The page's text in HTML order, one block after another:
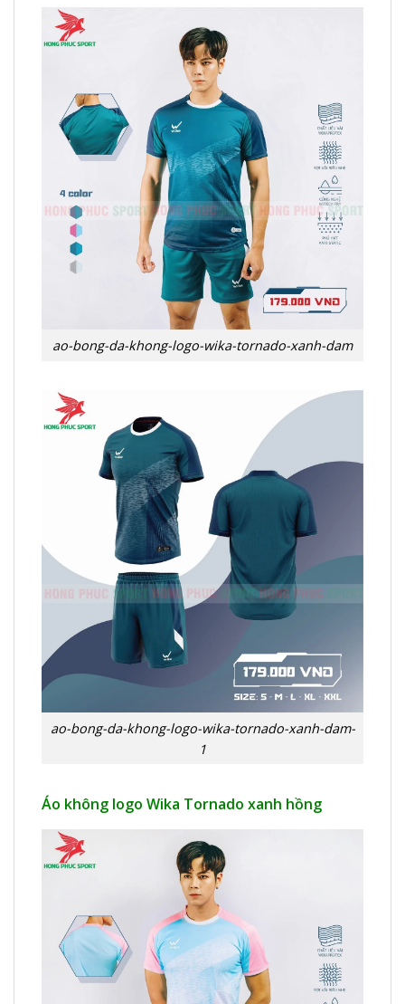
ao-bong-da-khong-logo-wika-tornado-xanh-dam
ao-bong-da-khong-logo-wika-tornado-xanh-dam-
1
Áo không logo Wika Tornado xanh hồng